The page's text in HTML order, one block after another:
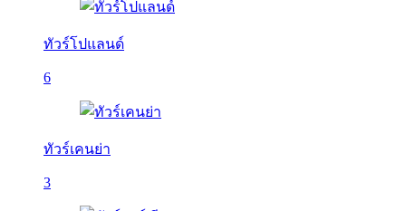
ทัวร์โปแลนด์
6
ทัวร์เคนย่า
3